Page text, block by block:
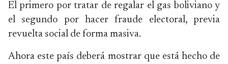
El primero por tratar de regalar el gas boliviano y
el segundo por hacer fraude electoral, previa
revuelta social de forma masiva.
Ahora este país deberá mostrar que está hecho de